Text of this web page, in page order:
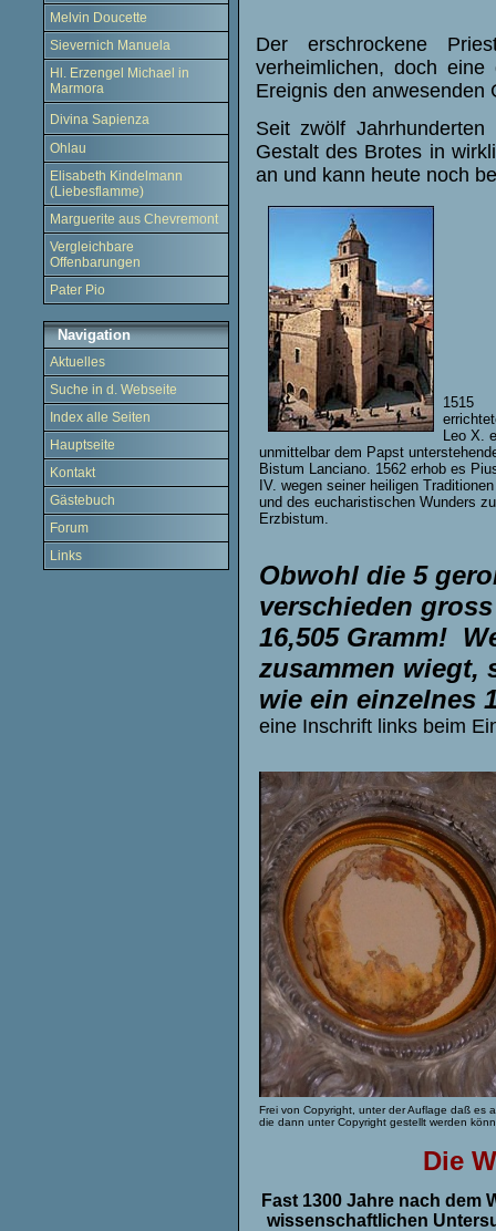
Melvin Doucette
Sievernich Manuela
Hl. Erzengel Michael in
Marmora
Divina Sapienza
Ohlau
Elisabeth Kindelmann
(Liebesflamme)
Marguerite aus Chevremont
Vergleichbare
Offenbarungen
Pater Pio
Navigation
Aktuelles
Suche in d. Webseite
Index alle Seiten
Hauptseite
Kontakt
Gästebuch
Forum
Links
Der erschrockene
verheimlichen, doch
Ereignis den anwesenden
Seit zwölf
Gestalt des Brotes in
an und kann heute noch
1515
Leo X.
unmittelbar dem Papst
Bistum Lanciano. 1562 erhob es
IV. wegen seiner heiligen Traditionen
und des eucharistischen Wunders
Erzbistum.
Obwohl die 5
verschieden
16,505 Gramm!
zusammen wiegt,
wie ein einzelnes
eine Inschrift links beim
Frei von Copyright, unter der Auflage daß es
die dann unter Copyright gestellt werden
Die
Fast 1300 Jahre nach dem
wissenschaftlichen